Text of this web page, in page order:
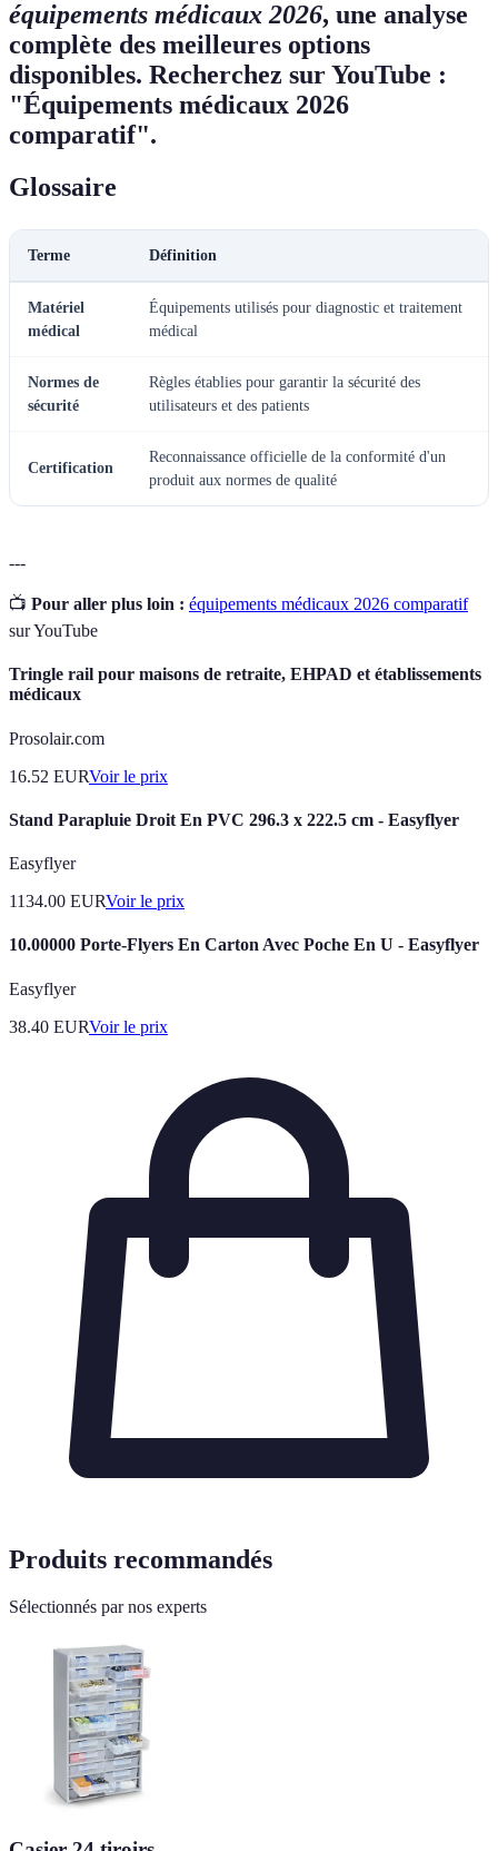
équipements médicaux 2026, une analyse
complète des meilleures options
disponibles. Recherchez sur YouTube :
"Équipements médicaux 2026
comparatif".
Glossaire
Terme Définition
Matériel
médical
Équipements utilisés pour diagnostic et traitement
médical
Normes de
sécurité
Règles établies pour garantir la sécurité des
utilisateurs et des patients
Certification
Reconnaissance officielle de la conformité d'un
produit aux normes de qualité
---
📺 Pour aller plus loin : équipements médicaux 2026 comparatif
sur YouTube
Tringle rail pour maisons de retraite, EHPAD et établissements
médicaux
Prosolair.com
16.52 EURVoir le prix
Stand Parapluie Droit En PVC 296.3 x 222.5 cm - Easyflyer
Easyflyer
1134.00 EURVoir le prix
10.00000 Porte-Flyers En Carton Avec Poche En U - Easyflyer
Easyflyer
38.40 EURVoir le prix
Produits recommandés
Sélectionnés par nos experts